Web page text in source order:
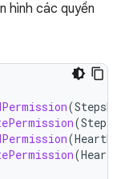
hình các quyền
(
(
(
(